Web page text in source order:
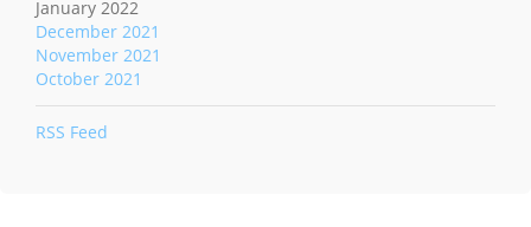
January 2022
December 2021
November 2021
October 2021
RSS Feed